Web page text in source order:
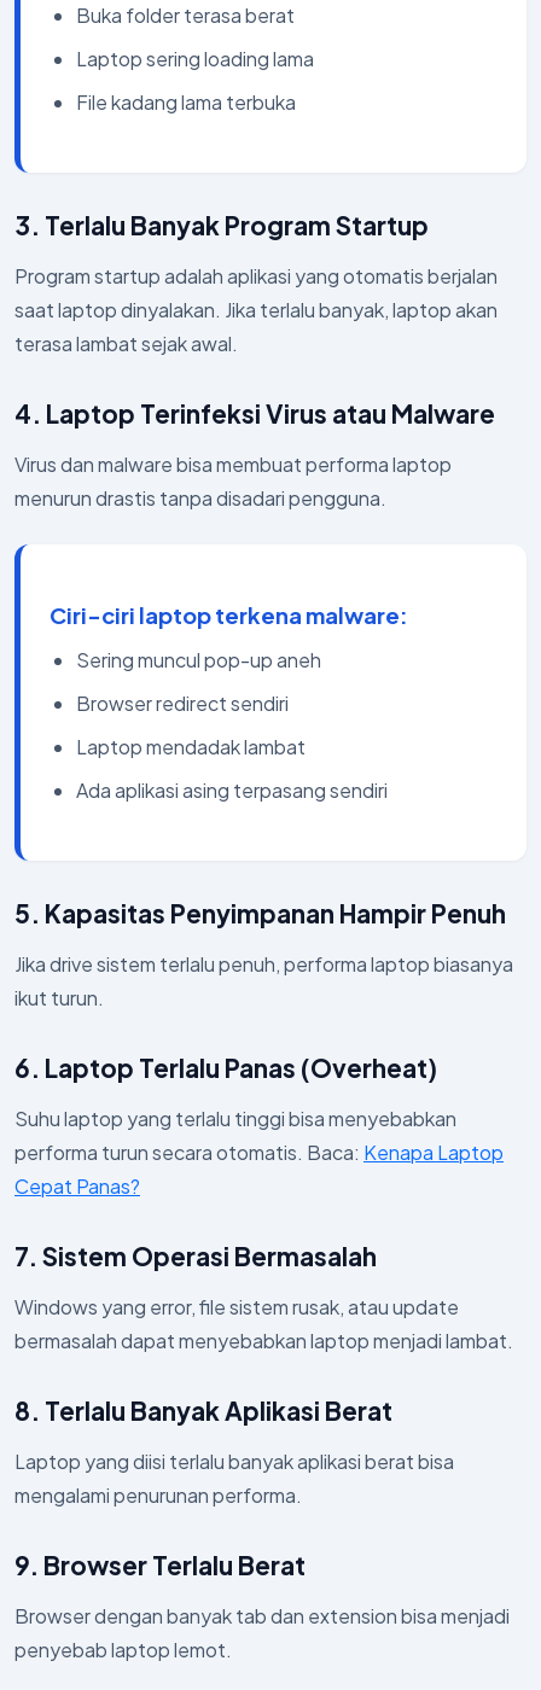
Buka folder terasa berat
Laptop sering loading lama
File kadang lama terbuka
3. Terlalu Banyak Program Startup
Program startup adalah aplikasi yang otomatis berjalan
saat laptop dinyalakan. Jika terlalu banyak, laptop akan
terasa lambat sejak awal.
4. Laptop Terinfeksi Virus atau Malware
Virus dan malware bisa membuat performa laptop
menurun drastis tanpa disadari pengguna.
Ciri-ciri laptop terkena malware:
Sering muncul pop-up aneh
Browser redirect sendiri
Laptop mendadak lambat
Ada aplikasi asing terpasang sendiri
5. Kapasitas Penyimpanan Hampir Penuh
Jika drive sistem terlalu penuh, performa laptop biasanya
ikut turun.
6. Laptop Terlalu Panas (Overheat)
Suhu laptop yang terlalu tinggi bisa menyebabkan
performa turun secara otomatis. Baca: Kenapa Laptop
Cepat Panas?
7. Sistem Operasi Bermasalah
Windows yang error, file sistem rusak, atau update
bermasalah dapat menyebabkan laptop menjadi lambat.
8. Terlalu Banyak Aplikasi Berat
Laptop yang diisi terlalu banyak aplikasi berat bisa
mengalami penurunan performa.
9. Browser Terlalu Berat
Browser dengan banyak tab dan extension bisa menjadi
penyebab laptop lemot.